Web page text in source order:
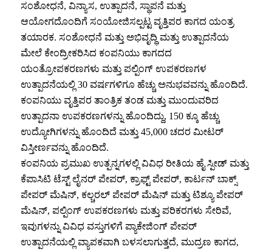
ಸಂಶೋಧನೆ, ವಿನ್ಯಾಸ, ಉತ್ಪಾದನೆ, ಸ್ಥಾಪನೆ ಮತ್ತು
ಆಯೋಗದೊಂದಿಗೆ ಸಂಯೋಜಿಸಲ್ಪಟ್ಟ ವೃತ್ತಿಪರ ಕಾಗದ ಯಂತ್ರ
ತಯಾರಕ. ಸಂಶೋಧನೆ ಮತ್ತು ಅಭಿವೃದ್ಧಿ ಮತ್ತು ಉತ್ಪಾದನೆಯ
ಮೇಲೆ ಕೇಂದ್ರೀಕರಿಸಿದ ಕಂಪನಿಯು ಕಾಗದದ
ಯಂತ್ರೋಪಕರಣಗಳು ಮತ್ತು ಪಲ್ಪಿಂಗ್ ಉಪಕರಣಗಳ
ಉತ್ಪಾದನೆಯಲ್ಲಿ 30 ವರ್ಷಗಳಿಗೂ ಹೆಚ್ಚು ಅನುಭವವನ್ನು ಹೊಂದಿದೆ.
ಕಂಪನಿಯು ವೃತ್ತಿಪರ ತಾಂತ್ರಿಕ ತಂಡ ಮತ್ತು ಮುಂದುವರಿದ
ಉತ್ಪಾದನಾ ಉಪಕರಣಗಳನ್ನು ಹೊಂದಿದ್ದು, 150 ಕ್ಕೂ ಹೆಚ್ಚು
ಉದ್ಯೋಗಿಗಳನ್ನು ಹೊಂದಿದೆ ಮತ್ತು 45,000 ಚದರ ಮೀಟರ್
ವಿಸ್ತೀರ್ಣವನ್ನು ಹೊಂದಿದೆ.
ಕಂಪನಿಯ ಪ್ರಮುಖ ಉತ್ಪನ್ನಗಳಲ್ಲಿ ವಿವಿಧ ರೀತಿಯ ಹೈ ಸ್ಪೀಡ್ ಮತ್ತು
ಕೆಪಾಸಿಟಿ ಟೆಸ್ಟ್ ಲೈನರ್ ಪೇಪರ್, ಕ್ರಾಫ್ಟ್ ಪೇಪರ್, ಕಾರ್ಟನ್ ಬಾಕ್ಸ್
ಪೇಪರ್ ಮೆಷಿನ್, ಕಲ್ಚರಲ್ ಪೇಪರ್ ಮೆಷಿನ್ ಮತ್ತು ಟಿಶ್ಯೂ ಪೇಪರ್
ಮೆಷಿನ್, ಪಲ್ಪಿಂಗ್ ಉಪಕರಣಗಳು ಮತ್ತು ಪರಿಕರಗಳು ಸೇರಿವೆ,
ಇವುಗಳನ್ನು ವಿವಿಧ ವಸ್ತುಗಳಿಗೆ ಪ್ಯಾಕೇಜಿಂಗ್ ಪೇಪರ್
ಉತ್ಪಾದನೆಯಲ್ಲಿ ವ್ಯಾಪಕವಾಗಿ ಬಳಸಲಾಗುತ್ತದೆ, ಮುದ್ರಣ ಕಾಗದ,